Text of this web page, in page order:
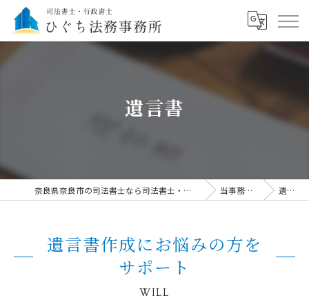
遺言書
奈良県奈良市の司法書士なら司法書士・行政書士ひぐち法務事務所 当事務所の特徴 遺言書
遺言書作成にお悩みの方を
サポート
WILL